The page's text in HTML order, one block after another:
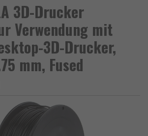
3D-Drucker
Verwendung mit
3D-Drucker,
mm, Fused